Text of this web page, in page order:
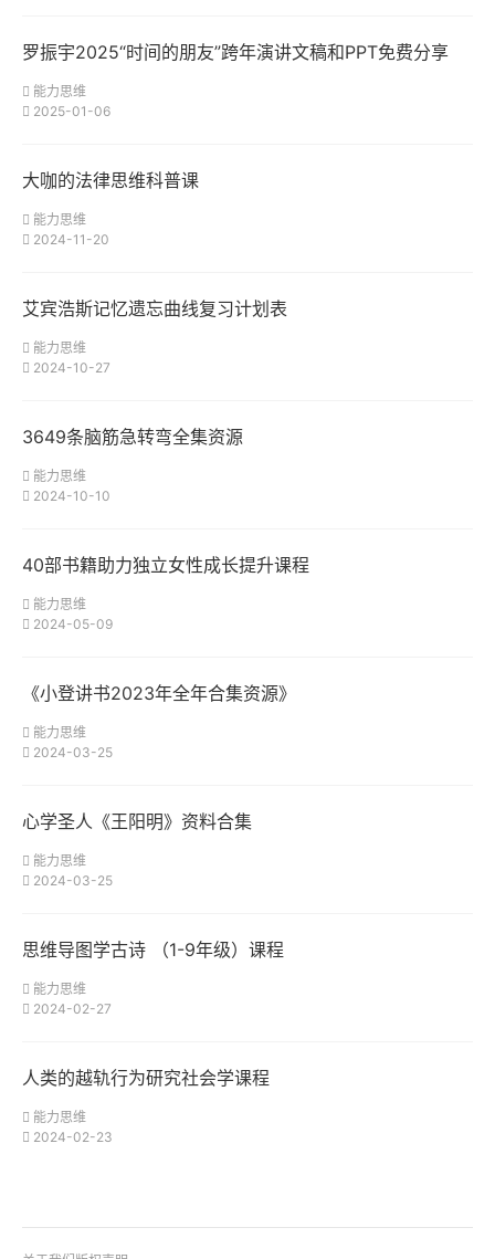
罗振宇2025“时间的朋友”跨年演讲文稿和PPT免费分享
能力思维
2025-01-06
大咖的法律思维科普课
能力思维
2024-11-20
艾宾浩斯记忆遗忘曲线复习计划表
能力思维
2024-10-27
3649条脑筋急转弯全集资源
能力思维
2024-10-10
40部书籍助力独立女性成长提升课程
能力思维
2024-05-09
《小登讲书2023年全年合集资源》
能力思维
2024-03-25
心学圣人《王阳明》资料合集
能力思维
2024-03-25
思维导图学古诗 （1-9年级）课程
能力思维
2024-02-27
人类的越轨行为研究社会学课程
能力思维
2024-02-23